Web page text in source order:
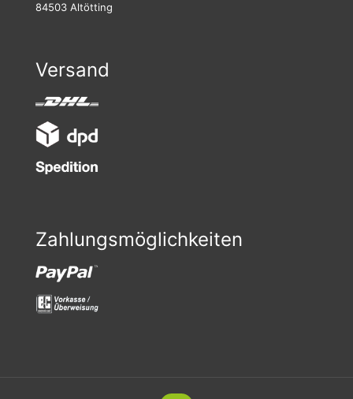
84503 Altötting
Versand
Zahlungsmöglichkeiten